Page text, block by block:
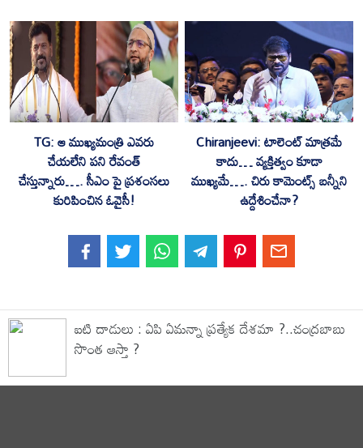
TG: ఆ ముఖ్యమంత్రి ఎవరు
చేయలేని పని రేవంత్
చేస్తున్నారు…. సీఎం పై ప్రశంసలు
కురిపించిన ఓవైసీ!
Chiranjeevi: టాలెంట్ మాత్రమే
కాదు… వ్యక్తిత్వం కూడా
ముఖ్యమే…. చిరు కామెంట్స్ బన్నీని
ఉద్దేశించేనా?
ఐటి దాడులు : ఏపి ఏమన్నా ప్రత్యేక దేశమా ?..చంద్రబాబు
సొంత ఆస్తా ?